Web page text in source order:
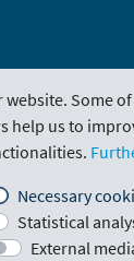
· Funding Portal
website. Some
help us to
Necessary
Statistical
External